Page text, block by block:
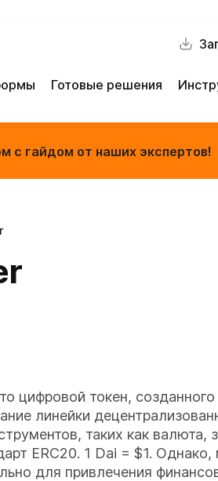
Готовые решения
с гайдом от наших экспертов!
цифровой токен,
линейки
таких как
ERC20. 1 Dai = $1.
для привлечения